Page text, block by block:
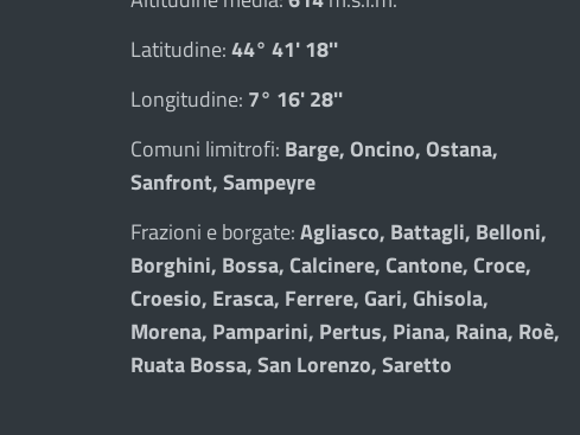
Latitudine:44° 41' 18''
Longitudine: 7° 16' 28''
Comuni limitrofi: Barge, Oncino, Ostana,
Sanfront, Sampeyre
Frazioni e borgate:Agliasco, Battagli, Belloni,
Borghini, Bossa, Calcinere, Cantone, Croce,
Croesio, Erasca, Ferrere, Gari, Ghisola,
Morena, Pamparini, Pertus, Piana, Raina, Roè,
Ruata Bossa, San Lorenzo, Saretto